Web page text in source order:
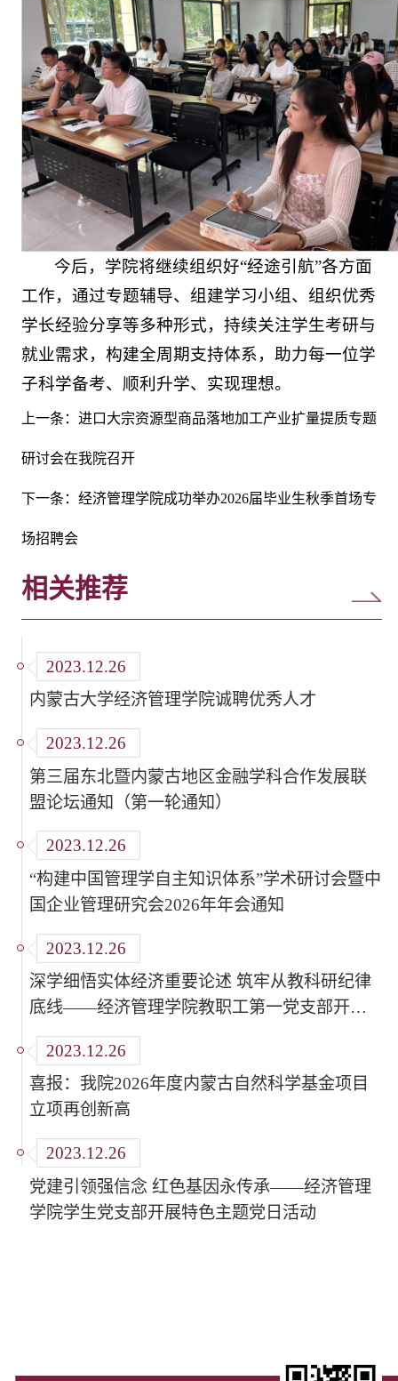
今后，学院将继续组织好“经途引航”各方面
工作，通过专题辅导、组建学习小组、组织优秀
学长经验分享等多种形式，持续关注学生考研与
就业需求，构建全周期支持体系，助力每一位学
子科学备考、顺利升学、实现理想。
上一条： 进口大宗资源型商品落地加工产业扩量提质专题
研讨会在我院召开
下一条： 经济管理学院成功举办2026届毕业生秋季首场专
场招聘会
相关推荐
2023.12.26
内蒙古大学经济管理学院诚聘优秀人才
2023.12.26
第三届东北暨内蒙古地区金融学科合作发展联
盟论坛通知（第一轮通知）
2023.12.26
“构建中国管理学自主知识体系”学术研讨会暨中
国企业管理研究会2026年年会通知
2023.12.26
深学细悟实体经济重要论述 筑牢从教科研纪律
底线——经济管理学院教职工第一党支部开展
党支部书记讲党课活动
2023.12.26
喜报：我院2026年度内蒙古自然科学基金项目
立项再创新高
2023.12.26
党建引领强信念 红色基因永传承——经济管理
学院学生党支部开展特色主题党日活动